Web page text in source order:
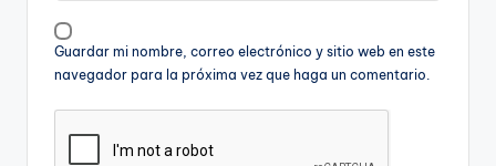
Guardar mi nombre, correo electrónico y sitio web en este
navegador para la próxima vez que haga un comentario.